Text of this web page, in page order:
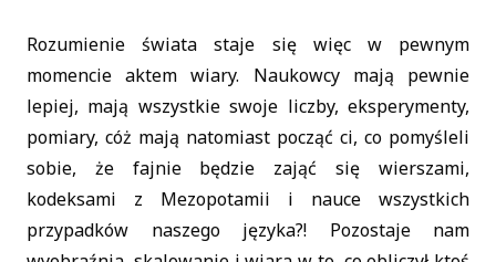
Rozumienie świata staje się więc w pewnym
momencie aktem wiary. Naukowcy mają pewnie
lepiej, mają wszystkie swoje liczby, eksperymenty,
pomiary, cóż mają natomiast począć ci, co pomyśleli
sobie, że fajnie będzie zająć się wierszami,
kodeksami z Mezopotamii i nauce wszystkich
przypadków naszego języka?! Pozostaje nam